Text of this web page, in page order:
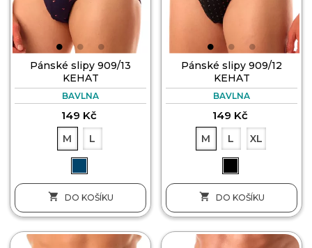
Pánské slipy 909/13
KEHAT
BAVLNA
149 Kč
M L
 DO KOŠÍKU
Pánské slipy 909/12
KEHAT
BAVLNA
149 Kč
M L XL
 DO KOŠÍKU